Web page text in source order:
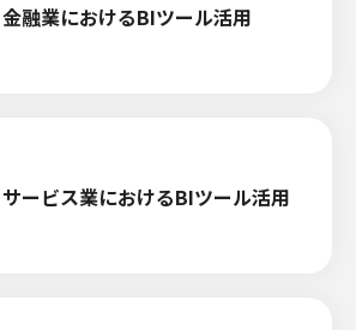
金融業におけるBIツール活用
サービス業におけるBIツール活用